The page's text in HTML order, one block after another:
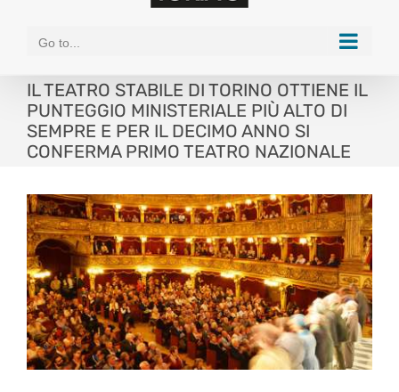
Go to...
IL TEATRO STABILE DI TORINO OTTIENE IL
PUNTEGGIO MINISTERIALE PIÙ ALTO DI
SEMPRE E PER IL DECIMO ANNO SI
CONFERMA PRIMO TEATRO NAZIONALE